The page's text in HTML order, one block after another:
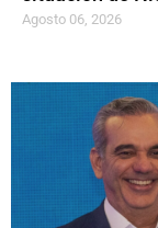
Agosto 06, 2026